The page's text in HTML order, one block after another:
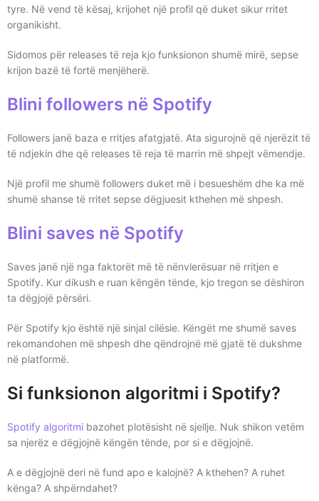
tyre. Në vend të kësaj, krijohet një profil që duket sikur rritet
organikisht.
Sidomos për releases të reja kjo funksionon shumë mirë, sepse
krijon bazë të fortë menjëherë.
Blini followers në Spotify
Followers janë baza e rritjes afatgjatë. Ata sigurojnë që njerëzit të
të ndjekin dhe që releases të reja të marrin më shpejt vëmendje.
Një profil me shumë followers duket më i besueshëm dhe ka më
shumë shanse të rritet sepse dëgjuesit kthehen më shpesh.
Blini saves në Spotify
Saves janë një nga faktorët më të nënvlerësuar në rritjen e
Spotify. Kur dikush e ruan këngën tënde, kjo tregon se dëshiron
ta dëgjojë përsëri.
Për Spotify kjo është një sinjal cilësie. Këngët me shumë saves
rekomandohen më shpesh dhe qëndrojnë më gjatë të dukshme
në platformë.
Si funksionon algoritmi i Spotify?
Spotify algoritmi bazohet plotësisht në sjellje. Nuk shikon vetëm
sa njerëz e dëgjojnë këngën tënde, por si e dëgjojnë.
A e dëgjojnë deri në fund apo e kalojnë? A kthehen? A ruhet
kënga? A shpërndahet?